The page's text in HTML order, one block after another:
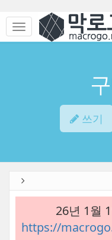
문
로
메
토
쓰기
26년 1월
https://